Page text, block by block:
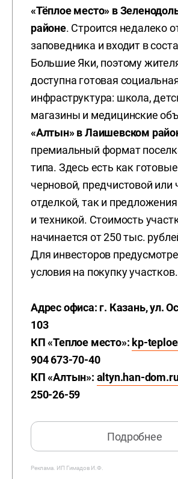
«Тёплое место» в
районе. Строится недалеко
заповедника и входит в
Большие Яки, поэтому
доступна готовая
инфраструктура: школа,
магазины и медицинские
«Алтын» в Лаишевском
премиальный формат
типа. Здесь есть как
черновой, предчистовой или
отделкой, так и
и техникой. Стоимость
начинается от 250 тыс.
Для инвесторов
условия на покупку участков.
Адрес офиса: г. Казань, ул.
103
КП «Теплое место»: kp-
904 673-70-40
КП «Алтын»: altyn.han-
250-26-59
Подробнее
Реклама. ИП Гимадов И.Ф.